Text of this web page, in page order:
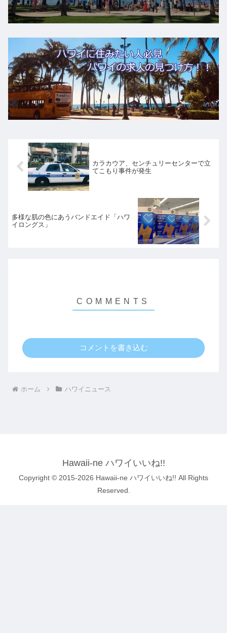
カラカウア、センチュリーセンターで立
てこもり事件が発生
多様な肌の色にあうバンドエイド「ハワ
イロングス」
コメントを書き込む
ホーム ハワイニュース
Hawaii-ne ハワイいいね!!
Copyright © 2015-2026 Hawaii-ne ハワイいいね!! All Rights
Reserved.